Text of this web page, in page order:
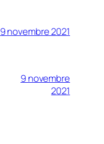
9 novembre 2021
9 novembre
2021